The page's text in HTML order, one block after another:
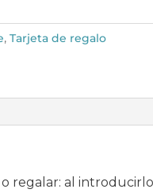
, Tarjeta de regalo
regalar: al introducirlo